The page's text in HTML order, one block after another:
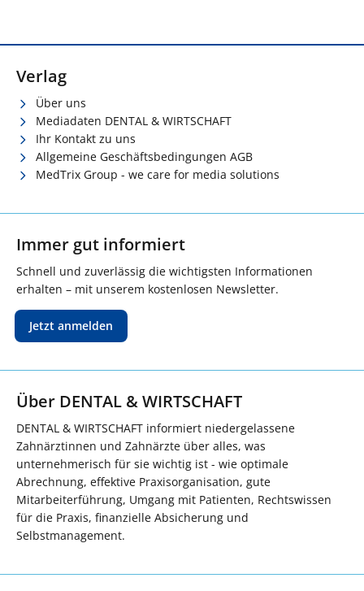
Verlag
Über uns
Mediadaten DENTAL & WIRTSCHAFT
Ihr Kontakt zu uns
Allgemeine Geschäftsbedingungen AGB
MedTrix Group - we care for media solutions
Immer gut informiert
Schnell und zuverlässig die wichtigsten Informationen
erhalten – mit unserem kostenlosen Newsletter.
Jetzt anmelden
Über DENTAL & WIRTSCHAFT
DENTAL & WIRTSCHAFT informiert niedergelassene
Zahnärztinnen und Zahnärzte über alles, was
unternehmerisch für sie wichtig ist - wie optimale
Abrechnung, effektive Praxisorganisation, gute
Mitarbeiterführung, Umgang mit Patienten, Rechtswissen
für die Praxis, finanzielle Absicherung und
Selbstmanagement.